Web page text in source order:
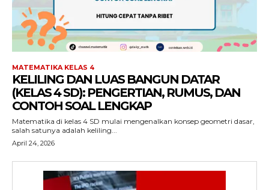
MATEMATIKA KELAS 4
KELILING DAN LUAS BANGUN DATAR
(KELAS 4 SD): PENGERTIAN, RUMUS, DAN
CONTOH SOAL LENGKAP
Matematika di kelas 4 SD mulai mengenalkan konsep geometri dasar,
salah satunya adalah keliling...
April 24, 2026